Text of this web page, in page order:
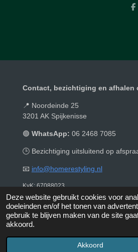
Deze website gebruikt cookies voor
doeleinden en/of het tonen van
gebruik te blijven maken van de site
akkoord.
Akkoord
D
Contact, bezichtiging en afhalen
📍 Noordeinde 25
3201 AK Spijkenisse
🟢 WhatsApp: 06 2468 7085
🕒 Bezichtiging uitsluitend op
📧 info@homerestyling.nl
KvK: 67088023
© 2019 - 2026 Homerestyling
Telefoonnummer